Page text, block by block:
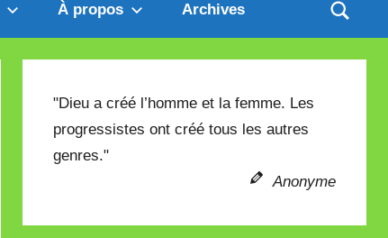
À propos Archives
"Dieu a créé l’homme et la femme. Les
progressistes ont créé tous les autres
genres."
Anonyme